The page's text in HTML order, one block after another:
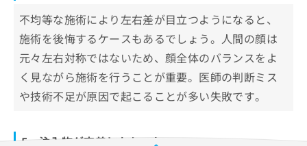
不均等な施術により左右差が目立つようになると、
施術を後悔するケースもあるでしょう。人間の顔は
元々左右対称ではないため、顔全体のバランスをよ
く見ながら施術を行うことが重要。医師の判断ミス
や技術不足が原因で起こることが多い失敗です。
5．注入物が定着しなかった